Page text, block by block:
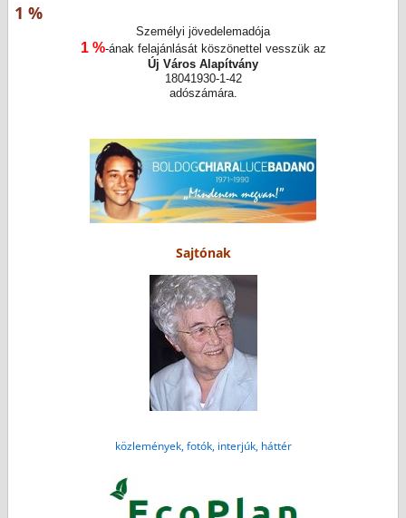
1 %
Személyi jövedelemadója
1 %-ának felajánlását köszönettel vesszük az
Új Város Alapítvány
18041930-1-42
adószámára.
Sajtónak
közlemények, fotók, interjúk, háttér